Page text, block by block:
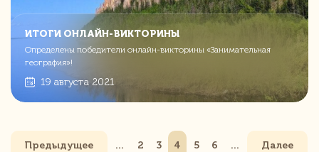
ИТОГИ ОНЛАЙН-ВИКТОРИНЫ
Определены победители онлайн-викторины «Занимательная
география»!
19 августа 2021
Предыдущее 2 3 4 5 6 Далее